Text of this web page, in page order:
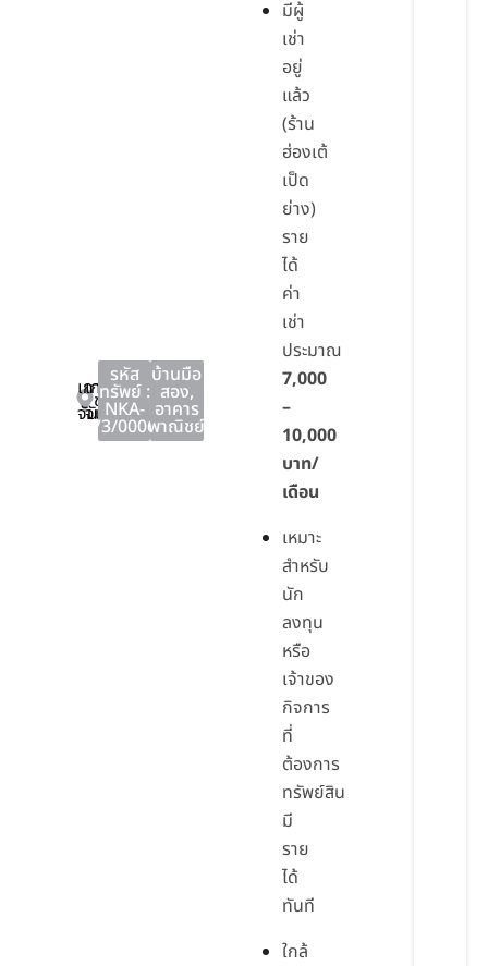
เกาะ
จันทร์
เกาะ
จันทร์
ชลบุรี
รหัส
ทรัพย์ :
NKA-
73/0006
บ้านมือ
สอง,
อาคาร
พาณิชย์
มีผู้
เช่า
อยู่
แล้ว
(ร้าน
ฮ่องเต้
เป็ด
ย่าง)
ราย
ได้
ค่า
เช่า
ประมาณ
7,000
–
10,000
บาท/
เดือน
เหมาะ
สำหรับ
นัก
ลงทุน
หรือ
เจ้าของ
กิจการ
ที่
ต้องการ
ทรัพย์สิน
มี
ราย
ได้
ทันที
ใกล้